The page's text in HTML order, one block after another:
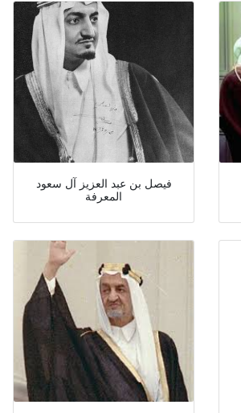
فيصل بن عبد العزيز آل سعود
المعرفة